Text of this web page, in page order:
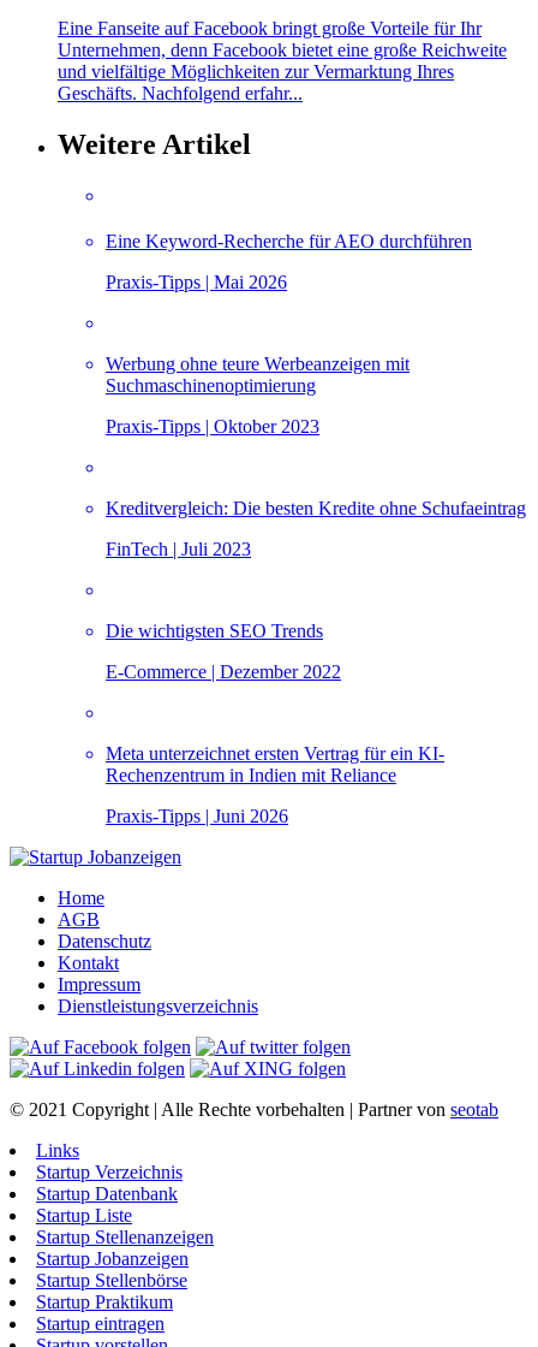
Eine Fanseite auf Facebook bringt große Vorteile für Ihr
Unternehmen, denn Facebook bietet eine große Reichweite
und vielfältige Möglichkeiten zur Vermarktung Ihres
Geschäfts. Nachfolgend erfahr...
Weitere Artikel
Eine Keyword-Recherche für AEO durchführen
Praxis-Tipps | Mai 2026
Werbung ohne teure Werbeanzeigen mit
Suchmaschinenoptimierung
Praxis-Tipps | Oktober 2023
Kreditvergleich: Die besten Kredite ohne Schufaeintrag
FinTech | Juli 2023
Die wichtigsten SEO Trends
E-Commerce | Dezember 2022
Meta unterzeichnet ersten Vertrag für ein KI-
Rechenzentrum in Indien mit Reliance
Praxis-Tipps | Juni 2026
Home
AGB
Datenschutz
Kontakt
Impressum
Dienstleistungsverzeichnis
© 2021 Copyright | Alle Rechte vorbehalten | Partner von seotab
Links
Startup Verzeichnis
Startup Datenbank
Startup Liste
Startup Stellenanzeigen
Startup Jobanzeigen
Startup Stellenbörse
Startup Praktikum
Startup eintragen